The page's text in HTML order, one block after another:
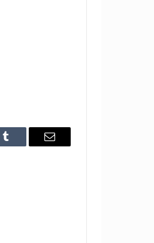
Tumblr Email